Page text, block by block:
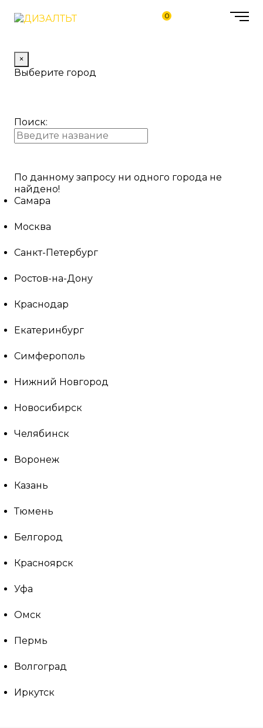
0
×
Выберите город
Поиск:
По данному запросу ни одного города не
найдено!
Самара
Москва
Санкт-Петербург
Ростов-на-Дону
Краснодар
Екатеринбург
Симферополь
Нижний Новгород
Новосибирск
Челябинск
Воронеж
Казань
Тюмень
Белгород
Красноярск
Уфа
Омск
Пермь
Волгоград
Иркутск